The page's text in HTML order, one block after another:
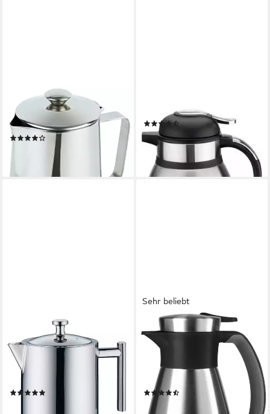
APS
Kaffeekanne
Fassungsvermögen 1,5L
(1)
27,79 €
lieferbar - in 6-7 Werktagen bei dir
Isolierkanne Passau, 1,2 l
(41)
ab 24,58 € UVP32,99 €
-25%
lieferbar - in 3-4 Werktagen bei dir
Teekanne TEA POT, Kanne
aus Edelstahl, 1,4 l, (1-St),
intergrierter Teefilter für
losen Tee, festsitzender
Deckel
Sehr beliebt
EMSA
Isolierkanne Soft Grip, 1,5 l,
(1-St), Quick Tip Verschluss,
rutschfester Halt, 12 h heiß,
24 h kalt
ab 27,23 € 41,99 €